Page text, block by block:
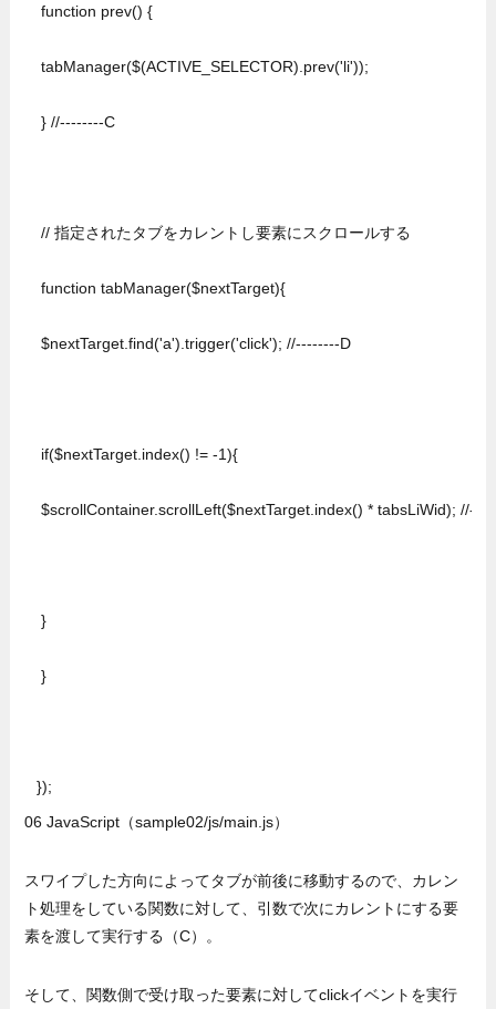
  function prev() {
  tabManager($(ACTIVE_SELECTOR).prev('li'));
  } //--------C
  // 指定されたタブをカレントし要素にスクロールする
  function tabManager($nextTarget){
  $nextTarget.find('a').trigger('click'); //--------D
  if($nextTarget.index() != -1){
$scrollContainer.scrollLeft($nextTarget.index() * tabsLiWid);
  }
  }
});
06 JavaScript（sample02/js/main.js）
スワイプした方向によってタブが前後に移動するので、カレン
ト処理をしている関数に対して、引数で次にカレントにする要
素を渡して実行する（C）。
そして、関数側で受け取った要素に対してclickイベントを実行